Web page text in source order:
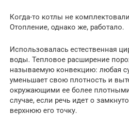
Когда-то котлы не
Отопление, однако же, работало.
Использовалась естественная
воды. Тепловое расширение
называемую конвекцию: любая
уменьшает свою плотность и
окружающими ее более
случае, если речь идет о
верхнюю его точку.